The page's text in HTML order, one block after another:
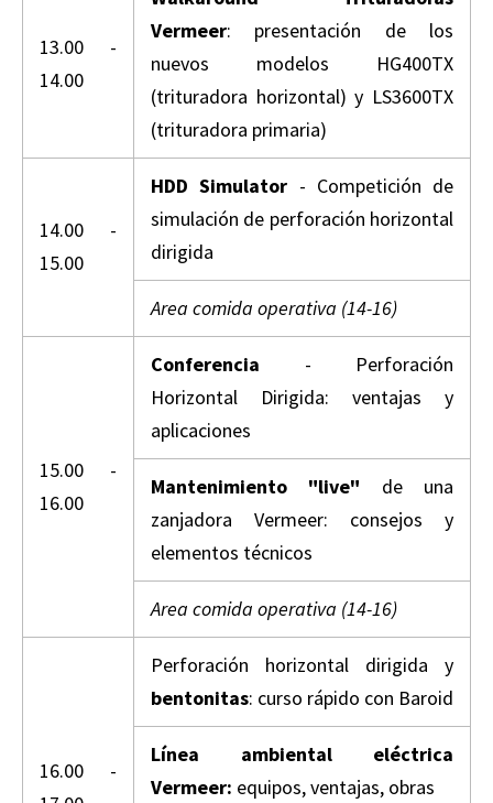
13.00 -
14.00
Vermeer: presentación de los
nuevos modelos HG400TX
(trituradora horizontal) y LS3600TX
(trituradora primaria)
14.00 -
15.00
HDD Simulator - Competición de
simulación de perforación horizontal
dirigida
Area comida operativa (14-16)
15.00 -
16.00
Conferencia - Perforación
Horizontal Dirigida: ventajas y
aplicaciones
Mantenimiento "live" de una
zanjadora Vermeer: consejos y
elementos técnicos
Area comida operativa (14-16)
16.00 -
Perforación horizontal dirigida y
bentonitas: curso rápido con Baroid
Línea ambiental eléctrica
Vermeer: equipos, ventajas, obras